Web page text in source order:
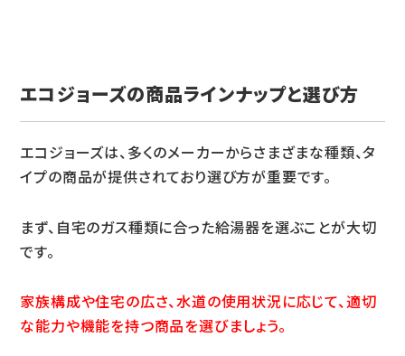
エコジョーズの商品ラインナップと選び方
エコジョーズは、多くのメーカーからさまざまな種類、タ
イプの商品が提供されており選び方が重要です。
まず、自宅のガス種類に合った給湯器を選ぶことが大切
です。
家族構成や住宅の広さ、水道の使用状況に応じて、適切
な能力や機能を持つ商品を選びましょう。